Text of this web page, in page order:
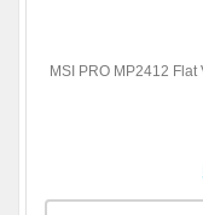
MSI PRO MP2412